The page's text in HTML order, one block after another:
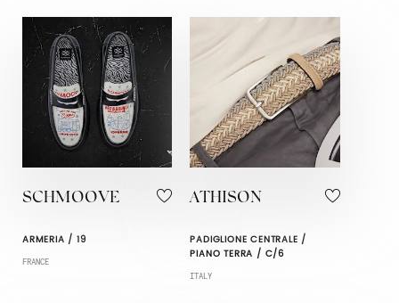
SCHMOOVE
ARMERIA / 19
FRANCE
ATHISON
PADIGLIONE CENTRALE /
PIANO TERRA / C/6
ITALY